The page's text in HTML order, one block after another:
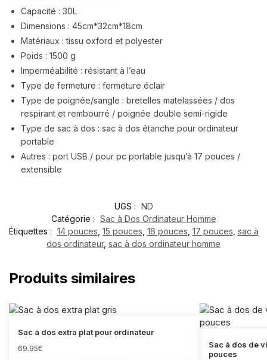
Capacité : 30L
Dimensions : 45cm*32cm*18cm
Matériaux : tissu oxford et polyester
Poids : 1500 g
Imperméabilité : résistant à l’eau
Type de fermeture : fermeture éclair
Type de poignée/sangle : bretelles matelassées / dos
respirant et rembourré / poignée double semi-rigide
Type de sac à dos : sac à dos étanche pour ordinateur
portable
Autres : port USB / pour pc portable jusqu’à 17 pouces /
extensible
UGS : ND
Catégorie : Sac à Dos Ordinateur Homme
Étiquettes : 14 pouces 15 pouces 16 pouces 17 pouces sac à
dos ordinateur, sac à dos ordinateur homme
Produits similaires
Sac à dos extra plat pour ordinateur
69.95€
Sac à dos de
pouces